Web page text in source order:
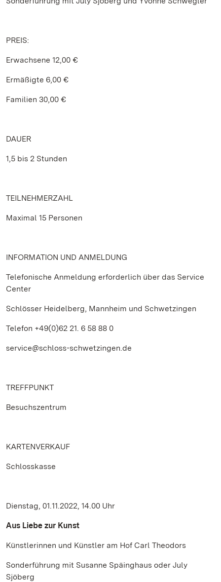
PREIS:
Erwachsene 12,00 €
Ermäßigte 6,00 €
Familien 30,00 €
DAUER
1,5 bis 2 Stunden
TEILNEHMERZAHL
Maximal 15 Personen
INFORMATION UND ANMELDUNG
Telefonische Anmeldung erforderlich über das Service
Center
Schlösser Heidelberg, Mannheim und Schwetzingen
Telefon +49(0)62 21. 6 58 88 0
service@schloss-schwetzingen.de
TREFFPUNKT
Besuchszentrum
KARTENVERKAUF
Schlosskasse
Dienstag, 01.11.2022, 14.00 Uhr
Aus Liebe zur Kunst
Künstlerinnen und Künstler am Hof Carl Theodors
Sonderführung mit Susanne Späinghaus oder July
Sjöberg